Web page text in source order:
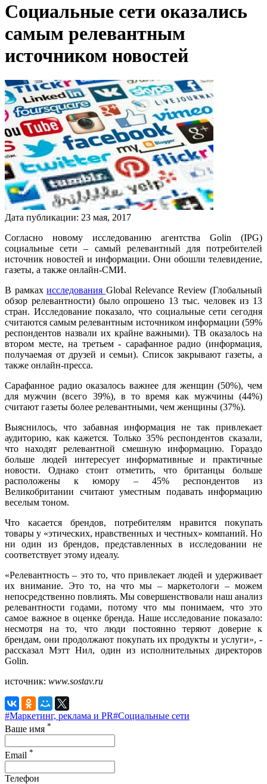
Социальные сети оказались
самым релевантным
источником новостей
Дата публикации: 23 мая, 2017
Согласно новому исследованию агентства Golin (IPG)
социальные сети – самый релевантный для потребителей
источник новостей и информации. Они обошли телевидение,
газеты, а также онлайн-СМИ.
В рамках исследования Global Relevance Review (Глобальный
обзор релевантности) было опрошено 13 тыс. человек из 13
стран. Исследование показало, что социальные сети сегодня
считаются самым релевантным источником информации (59%
респондентов назвали их крайне важными). ТВ оказалось на
втором месте, на третьем - сарафанное радио (информация,
получаемая от друзей и семьи). Список закрывают газеты, а
также онлайн-пресса.
Сарафанное радио оказалось важнее для женщин (50%), чем
для мужчин (всего 39%), в то время как мужчины (44%)
считают газеты более релевантными, чем женщины (37%).
Выяснилось, что забавная информация не так привлекает
аудиторию, как кажется. Только 35% респондентов сказали,
что находят релевантной смешную информацию. Гораздо
больше людей интересует информативные и практичные
новости. Однако стоит отметить, что британцы больше
расположены к юмору – 45% респондентов из
Великобритании считают уместным подавать информацию
веселым тоном.
Что касается брендов, потребителям нравится покупать
товары у «этических, нравственных и честных» компаний. Но
ни один из брендов, представленных в исследовании не
соответствует этому идеалу.
«Релевантность – это то, что привлекает людей и удерживает
их внимание. Это то, на что мы – маркетологи – можем
непосредственно повлиять. Мы совершенствовали наш анализ
релевантности годами, потому что мы понимаем, что это
самое важное в оценке бренда. Наше исследование показало:
несмотря на то, что люди постоянно теряют доверие к
брендам, они продолжают покупать их продукты и услуги», -
рассказал Мэтт Нил, один из исполнительных директоров
Golin.
источник: www.sostav.ru
#Маркетинг, реклама и PR#Социальные сети
Ваше имя *
Email *
Телефон